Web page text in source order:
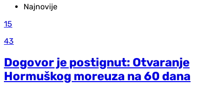
Najnovije
15
43
Dogovor je postignut: Otvaranje
Hormuškog moreuza na 60 dana